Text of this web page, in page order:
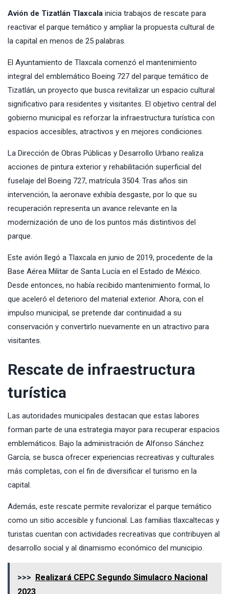
Avión de Tizatlán Tlaxcala inicia trabajos de rescate para
reactivar el parque temático y ampliar la propuesta cultural de
la capital en menos de 25 palabras.
El Ayuntamiento de Tlaxcala comenzó el mantenimiento
integral del emblemático Boeing 727 del parque temático de
Tizatlán, un proyecto que busca revitalizar un espacio cultural
significativo para residentes y visitantes. El objetivo central del
gobierno municipal es reforzar la infraestructura turística con
espacios accesibles, atractivos y en mejores condiciones.
La Dirección de Obras Públicas y Desarrollo Urbano realiza
acciones de pintura exterior y rehabilitación superficial del
fuselaje del Boeing 727, matrícula 3504. Tras años sin
intervención, la aeronave exhibía desgaste, por lo que su
recuperación representa un avance relevante en la
modernización de uno de los puntos más distintivos del
parque.
Este avión llegó a Tlaxcala en junio de 2019, procedente de la
Base Aérea Militar de Santa Lucía en el Estado de México.
Desde entonces, no había recibido mantenimiento formal, lo
que aceleró el deterioro del material exterior. Ahora, con el
impulso municipal, se pretende dar continuidad a su
conservación y convertirlo nuevamente en un atractivo para
visitantes.
Rescate de infraestructura
turística
Las autoridades municipales destacan que estas labores
forman parte de una estrategia mayor para recuperar espacios
emblemáticos. Bajo la administración de Alfonso Sánchez
García, se busca ofrecer experiencias recreativas y culturales
más completas, con el fin de diversificar el turismo en la
capital.
Además, este rescate permite revalorizar el parque temático
como un sitio accesible y funcional. Las familias tlaxcaltecas y
turistas cuentan con actividades recreativas que contribuyen al
desarrollo social y al dinamismo económico del municipio.
>>>
Realizará CEPC Segundo Simulacro Nacional
2023